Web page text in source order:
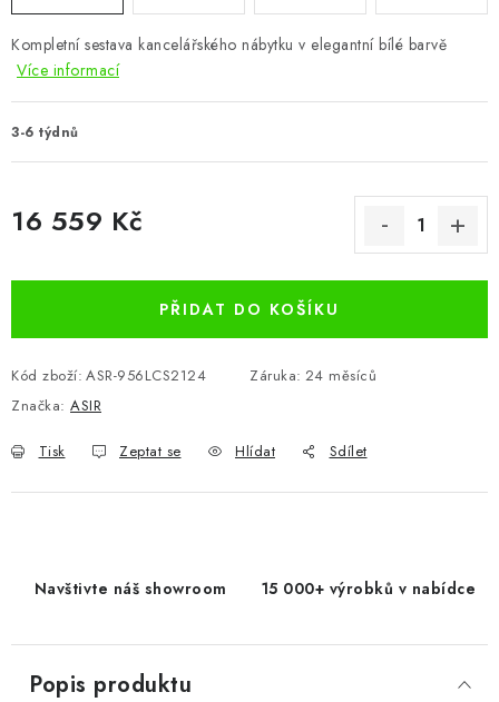
VÝPRODEJ
Vše o nákupu
Kompletní sestava kancelářského nábytku v elegantní bílé barvě
Více informací
3-6 týdnů
16 559 Kč
PŘIDAT DO KOŠÍKU
Kód zboží: ASR-956LCS2124 Záruka: 24 měsíců
Značka: ASIR
Tisk Zeptat se Hlídat Sdílet
Navštivte náš showroom 15 000+ výrobků v nabídce
Popis produktu